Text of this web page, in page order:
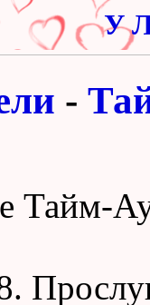
У
-
Тайм-